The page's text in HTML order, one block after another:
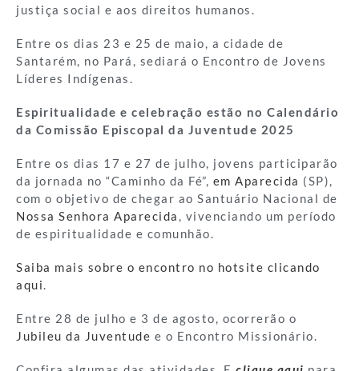
justiça social e aos direitos humanos.
Entre os dias 23 e 25 de maio, a cidade de
Santarém, no Pará, sediará o Encontro de Jovens
Líderes Indígenas.
Espiritualidade e celebração estão no Calendário
da Comissão Episcopal da Juventude 2025
Entre os dias 17 e 27 de julho, jovens participarão
da jornada no “Caminho da Fé”, em Aparecida (SP),
com o objetivo de chegar ao Santuário Nacional de
Nossa Senhora Aparecida
, vivenciando um período
de espiritualidade e comunhão.
Saiba mais sobre o encontro no hotsite clicando
aqui
Entre 28 de julho e 3 de agosto, ocorrerão o
Jubileu da Juventude e o Encontro Missionário.